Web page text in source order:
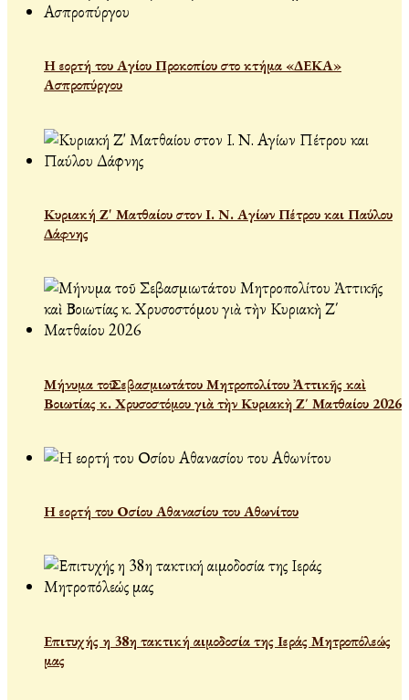
Η εορτή του Αγίου Προκοπίου στο κτήμα «ΔΕΚΑ»
Ασπροπύργου
Κυριακή Ζ' Ματθαίου στον Ι. Ν. Αγίων Πέτρου και Παύλου
Δάφνης
Μήνυμα τοῦ Σεβασμιωτάτου Μητροπολίτου Ἀττικῆς καὶ
Βοιωτίας κ. Χρυσοστόμου γιὰ τὴν Κυριακὴ Ζ΄ Ματθαίου 2026
Η εορτή του Οσίου Αθανασίου του Αθωνίτου
Επιτυχής η 38η τακτική αιμοδοσία της Ιεράς Μητροπόλεώς
μας